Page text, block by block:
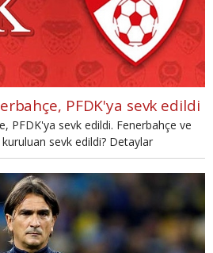
PFDK'ya sevk edildi
PFDK'ya sevk edildi. Fenerbahçe ve
sevk edildi? Detaylar